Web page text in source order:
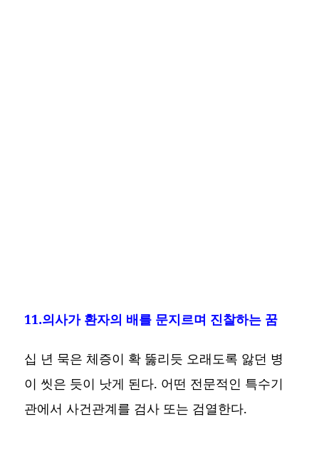
11.의사가 환자의 배를 문지르며 진찰하는 꿈
십 년 묵은 체증이 확 뚫리듯 오래도록 앓던 병
이 씻은 듯이 낫게 된다. 어떤 전문적인 특수기
관에서 사건관계를 검사 또는 검열한다.